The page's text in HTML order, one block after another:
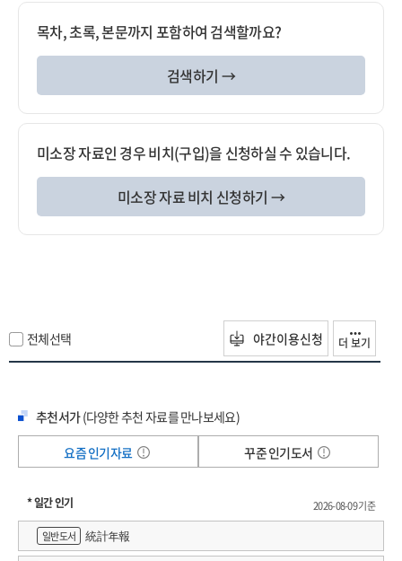
목차, 초록, 본문까지 포함하여 검색할까요?
검색하기 →
미소장 자료인 경우 비치(구입)을 신청하실 수 있습니다.
미소장 자료 비치 신청하기 →
전체선택 야간이용신청 더 보기
추천서가(다양한 추천 자료를 만나보세요)
요즘 인기자료
꾸준 인기도서
* 일간 인기
2026-08-09 기준
일반도서
統計年報